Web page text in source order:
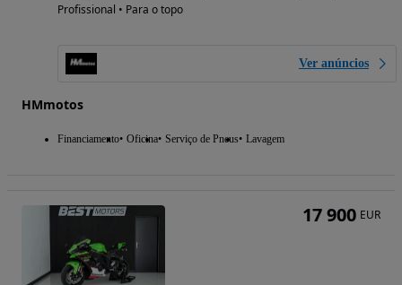
Profissional • Para o topo
Ver anúncios
HMmotos
Financiamento Oficina Serviço de Pneus Lavagem
17 900 EUR